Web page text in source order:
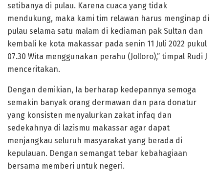
setibanya di pulau. Karena cuaca yang tidak
mendukung, maka kami tim relawan harus menginap di
pulau selama satu malam di kediaman pak Sultan dan
kembali ke kota makassar pada senin 11 Juli 2022 pukul
07.30 Wita menggunakan perahu (Jolloro),” timpal Rudi J
menceritakan.
Dengan demikian, Ia berharap kedepannya semoga
semakin banyak orang dermawan dan para donatur
yang konsisten menyalurkan zakat infaq dan
sedekahnya di lazismu makassar agar dapat
menjangkau seluruh masyarakat yang berada di
kepulauan. Dengan semangat tebar kebahagiaan
bersama memberi untuk negeri.